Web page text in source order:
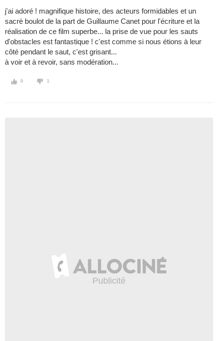
j'ai adoré ! magnifique histoire, des acteurs formidables et un
sacré boulot de la part de Guillaume Canet pour l'écriture et la
réalisation de ce film superbe... la prise de vue pour les sauts
d'obstacles est fantastique ! c'est comme si nous étions à leur
côté pendant le saut, c'est grisant...
à voir et à revoir, sans modération...
0 1